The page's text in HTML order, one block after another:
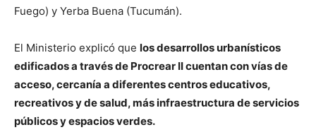
Fuego) y Yerba Buena (Tucumán).
El Ministerio explicó que los desarrollos urbanísticos
edificados a través de Procrear II cuentan con vías de
acceso, cercanía a diferentes centros educativos,
recreativos y de salud, más infraestructura de servicios
públicos y espacios verdes.